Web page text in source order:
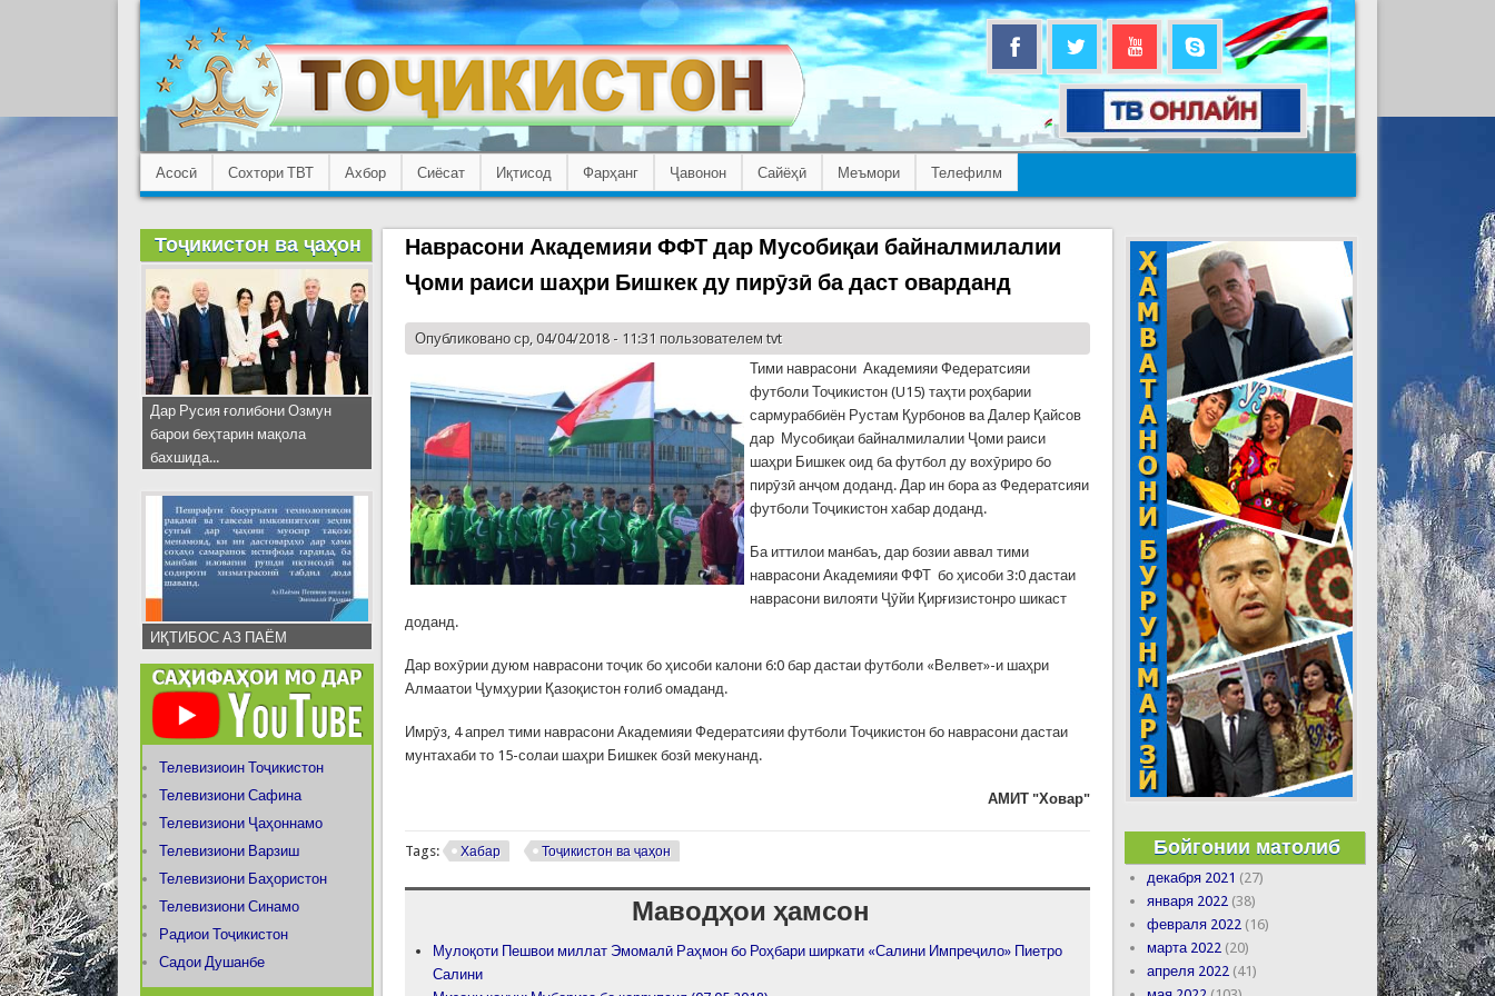
Асосӣ Сохтори ТВТ Ахбор Сиёсат Иқтисод Фарҳанг Ҷавонон Сайёҳӣ Меъмори Телефилм
Наврасони Академияи ФФТ дар Мусобиқаи байналмилалии
Ҷоми раиси шаҳри Бишкек ду пирӯзӣ ба даст оварданд
Опубликовано ср, 04/04/2018 - 11:31 пользователемtvt
Тими наврасони Академияи Федератсияи
футболи Тоҷикистон (U15) таҳти роҳбарии
сармураббиён Рустам Қурбонов ва Далер Қайсов
дар Мусобиқаи байналмилалии Ҷоми раиси
шаҳри Бишкек оид ба футбол ду вохӯриро бо
пирӯзӣ анҷом доданд. Дар ин бора аз Федератсияи
футболи Тоҷикистон хабар доданд.
Ба иттилои манбаъ, дар бозии аввал тими
наврасони Академияи ФФТ бо ҳисоби 3:0 дастаи
наврасони вилояти Ҷӯйи Қирғизистонро шикаст
доданд.
Дар вохӯрии дуюм наврасони тоҷик бо ҳисоби калони 6:0 бар дастаи футболи «Велвет»-и шаҳри
Алмаатои Ҷумҳурии Қазоқистон ғолиб омаданд.
Имрӯз, 4 апрел тими наврасони Академияи Федератсияи футболи Тоҷикистон бо наврасони дастаи
мунтахаби то 15-солаи шаҳри Бишкек бозӣ мекунанд.
АМИТ "Ховар"
Tags: Хабар Тоҷикистон ва ҷаҳон
Маводҳои ҳамсон
Мулоқоти Пешвои миллат Эмомалӣ Раҳмон бо Роҳбари ширкати «Салини Импреҷило» Пиетро
Салини
Тоҷикистон ва ҷаҳон
Дар Русия ғолибони Озмун
барои беҳтарин мақола
бахшида...
ИҚТИБОС АЗ ПАЁМ
Телевизиоин Тоҷикистон
Телевизиони Сафина
Телевизиони Ҷаҳоннамо
Телевизиони Варзиш
Телевизиони Баҳористон
Телевизиони Синамо
Радиои Тоҷикистон
Садои Душанбе
Бойгонии матолиб
декабря 2021 (27)
января 2022 (38)
февраля 2022 (16)
марта 2022 (20)
апреля 2022 (41)